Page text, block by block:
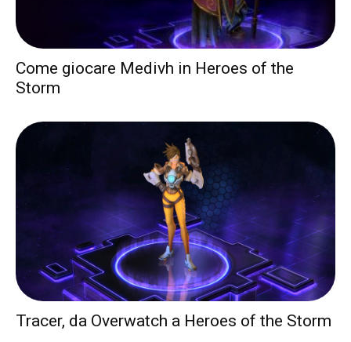
Come giocare Medivh in Heroes of the
Storm
Tracer, da Overwatch a Heroes of the Storm